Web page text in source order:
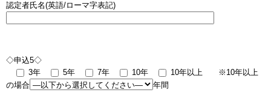
認定者氏名(英語/ローマ字表記)
◇申込5◇
3年
5年 7年 10年 10年以上 ※10年以上
の場合
年間